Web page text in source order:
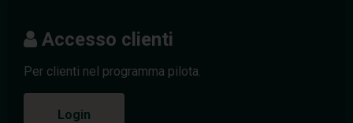
Accesso clienti
Per clienti nel programma pilota.
Login